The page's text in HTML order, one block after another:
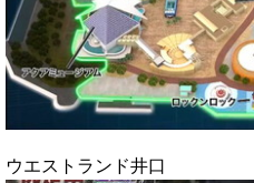
ウエストランド井口